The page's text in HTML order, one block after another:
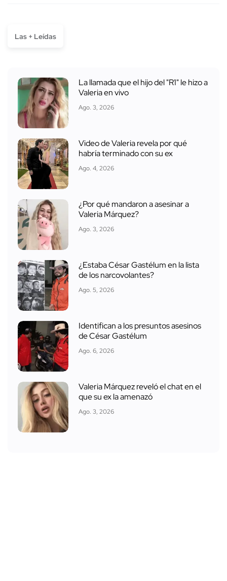
Las + Leídas
La llamada que el hijo del "R1" le hizo a
Valeria en vivo
Ago. 3, 2026
Video de Valeria revela por qué
habría terminado con su ex
Ago. 4, 2026
¿Por qué mandaron a asesinar a
Valeria Márquez?
Ago. 3, 2026
¿Estaba César Gastélum en la lista
de los narcovolantes?
Ago. 5, 2026
Identifican a los presuntos asesinos
de César Gastélum
Ago. 6, 2026
Valeria Márquez reveló el chat en el
que su ex la amenazó
Ago. 3, 2026